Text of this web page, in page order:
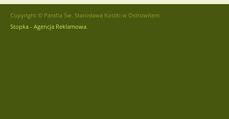
Copyright © Parafia Św. Stanisława Kostki w Ostrowitem
Stopka - Agencja Reklamowa.